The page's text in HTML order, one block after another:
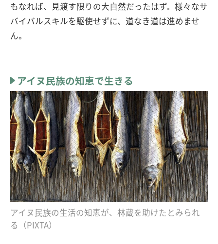
もなれば、見渡す限りの大自然だったはず。様々なサ
バイバルスキルを駆使せずに、道なき道は進めませ
ん。
アイヌ民族の知恵で生きる
アイヌ民族の生活の知恵が、林蔵を助けたとみられ
る（PIXTA）